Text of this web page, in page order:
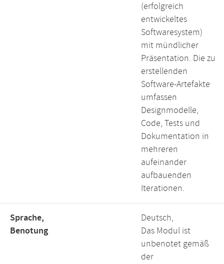
(erfolgreich
entwickeltes
Softwaresystem)
mit mündlicher
Präsentation. Die zu
erstellenden
Software-Artefakte
umfassen
Designmodelle,
Code, Tests und
Dokumentation in
mehreren
aufeinander
aufbauenden
Iterationen.
Sprache,
Benotung
Deutsch,
Das Modul ist
unbenotet gemäß
der